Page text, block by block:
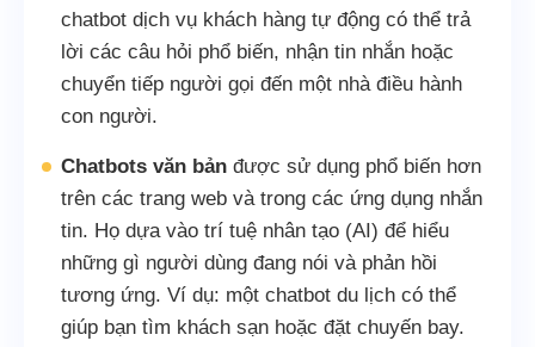
chatbot dịch vụ khách hàng tự động có thể trả
lời các câu hỏi phổ biến, nhận tin nhắn hoặc
chuyển tiếp người gọi đến một nhà điều hành
con người.
Chatbots văn bản được sử dụng phổ biến hơn
trên các trang web và trong các ứng dụng nhắn
tin. Họ dựa vào trí tuệ nhân tạo (AI) để hiểu
những gì người dùng đang nói và phản hồi
tương ứng. Ví dụ: một chatbot du lịch có thể
giúp bạn tìm khách sạn hoặc đặt chuyến bay.